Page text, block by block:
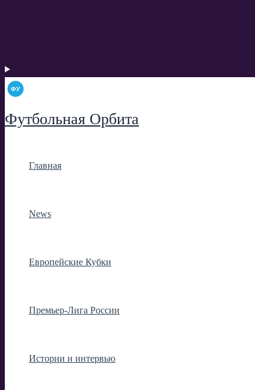
Футбольная Орбита
Главная
News
Европейские Кубки
Премьер-Лига России
Истории и интервью